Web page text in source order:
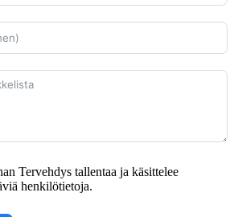
Tervehdys tallentaa ja käsittelee
henkilötietoja.